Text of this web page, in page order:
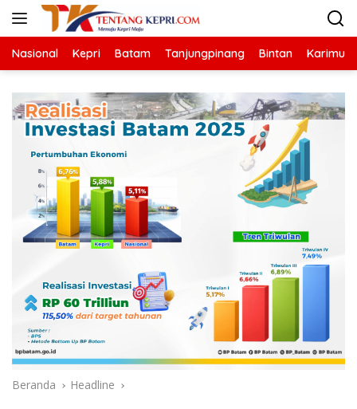
Langsung
Nasional Kepri Batam Tanjungpinang Bintan Karimun
Beranda Headline